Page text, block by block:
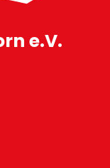
e.V.